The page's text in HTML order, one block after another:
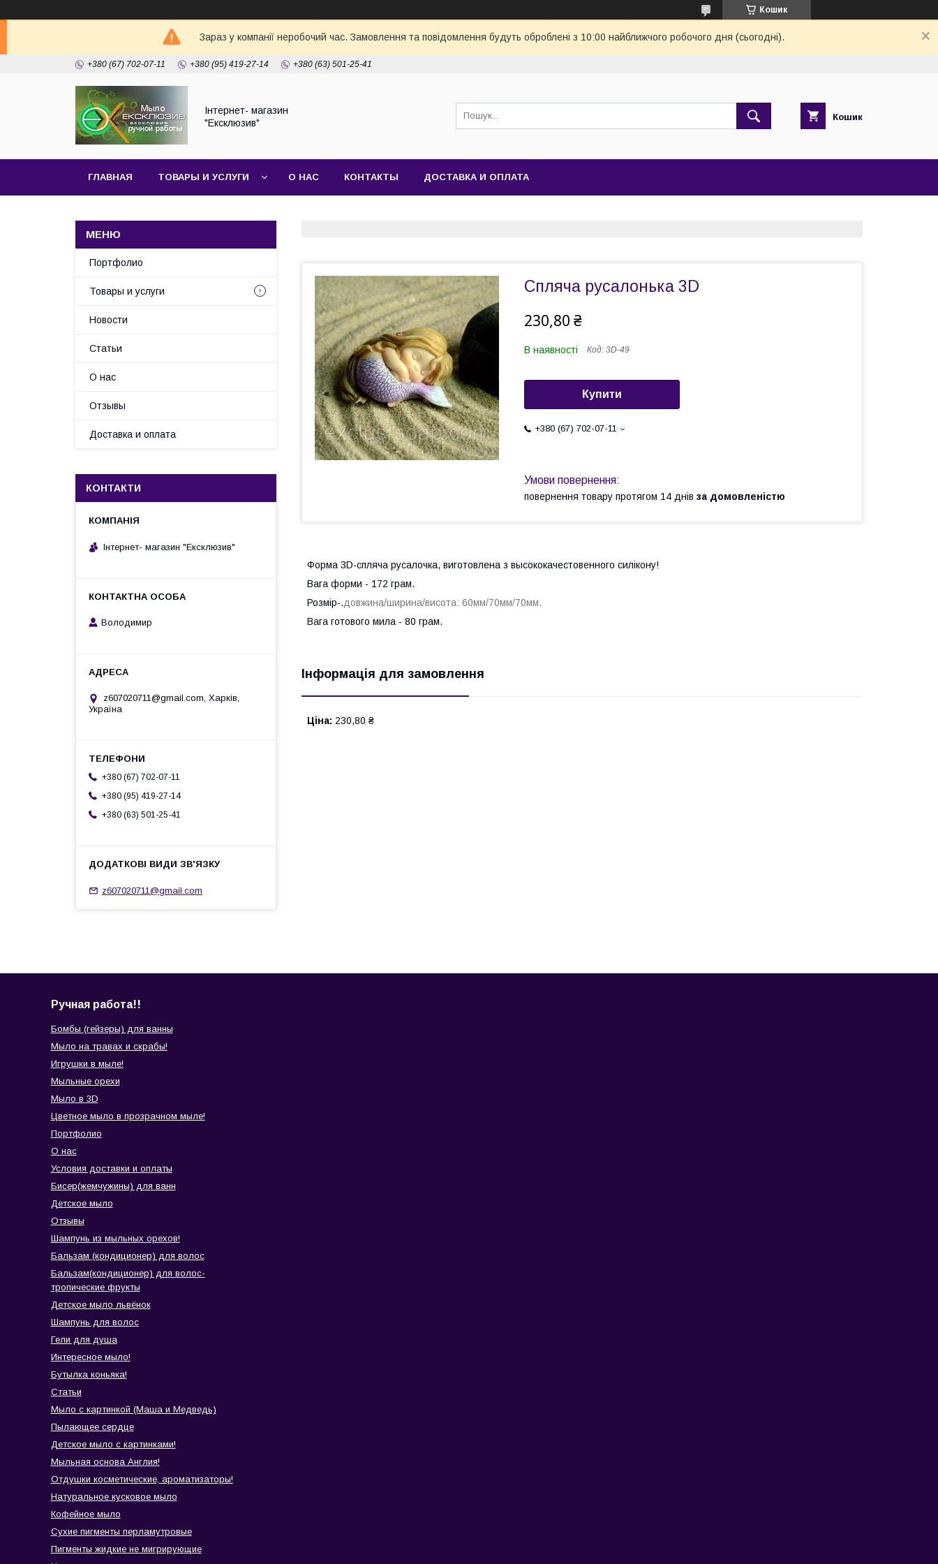
Кошик
Зараз у компанії неробочий час. Замовлення та повідомлення будуть оброблені з 10:00 найближчого робочого дня (сьогодні).
+380 (67) 702-07-11 +380 (95) 419-27-14 +380 (63) 501-25-41
Інтернет- магазин
"Ексклюзив"
Кошик
ГЛАВНАЯ ТОВАРЫ И УСЛУГИ О НАС КОНТАКТЫ ДОСТАВКА И ОПЛАТА
Спляча русалонька 3D
230,80 ₴
В наявності Код: 3D-49
Купити
+380 (67) 702-07-11
повернення товару протягом 14 днів за домовленістю
Форма 3D-спляча русалочка, виготовлена з высококачестовенного силікону!
Вага форми - 172 грам.
Розмір-.довжина/ширина/висота: 60мм/70мм/70мм.
Вага готового мила - 80 грам.
Інформація для замовлення
Ціна: 230,80 ₴
Портфолио
Товары и услуги
Новости
Статьи
О нас
Отзывы
Доставка и оплата
КОНТАКТИ
Інтернет- магазин "Ексклюзив"
Володимир
z607020711@gmail.com, Харків,
Україна
+380 (67) 702-07-11
+380 (95) 419-27-14
+380 (63) 501-25-41
z607020711@gmail.com
Ручная работа!!
Бомбы (гейзеры) для ванны
Мыло на травах и скрабы!
Игрушки в мыле!
Мыльные орехи
Мыло в 3D
Цветное мыло в прозрачном мыле!
Портфолио
О нас
Условия доставки и оплаты
Бисер(жемчужины) для ванн
Детское мыло
Отзывы
Шампунь из мыльных орехов!
Бальзам (кондиционер) для волос
Бальзам(кондиционер) для волос-
тропические фрукты
Детское мыло львёнок
Шампунь для волос
Гели для душа
Интересное мыло!
Бутылка коньяка!
Статьи
Мыло с картинкой (Маша и Медведь)
Пылающее сердце
Детское мыло с картинками!
Мыльная основа Англия!
Отдушки косметические, ароматизаторы!
Натуральное кусковое мыло
Кофейное мыло
Сухие пигменты перламутровые
Пигменты жидкие не мигрирующие